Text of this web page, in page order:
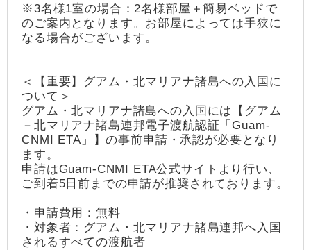
※3名様1室の場合：2名様部屋＋簡易ベッドで
のご案内となります。お部屋によっては手狭に
なる場合がございます。
＜【重要】グアム・北マリアナ諸島への入国に
ついて＞
グアム・北マリアナ諸島への入国には【グアム
－北マリアナ諸島連邦電子渡航認証「Guam-
CNMI ETA」】の事前申請・承認が必要となり
ます。
申請はGuam-CNMI ETA公式サイトより行い、
ご到着5日前までの申請が推奨されております。
・申請費用：無料
・対象者：グアム・北マリアナ諸島連邦へ入国
されるすべての渡航者